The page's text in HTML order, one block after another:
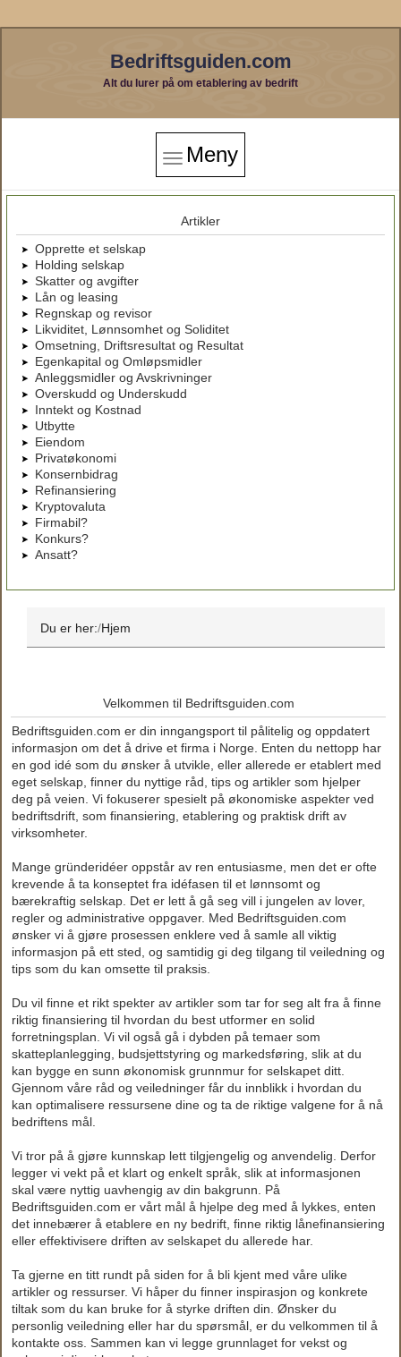
Bedriftsguiden.com
Alt du lurer på om etablering av bedrift
Meny
Artikler
Opprette et selskap
Holding selskap
Skatter og avgifter
Lån og leasing
Regnskap og revisor
Likviditet, Lønnsomhet og Soliditet
Omsetning, Driftsresultat og Resultat
Egenkapital og Omløpsmidler
Anleggsmidler og Avskrivninger
Overskudd og Underskudd
Inntekt og Kostnad
Utbytte
Eiendom
Privatøkonomi
Konsernbidrag
Refinansiering
Kryptovaluta
Firmabil?
Konkurs?
Ansatt?
Du er her: Hjem
Velkommen til Bedriftsguiden.com
Bedriftsguiden.com er din inngangsport til pålitelig og oppdatert
informasjon om det å drive et firma i Norge. Enten du nettopp har
en god idé som du ønsker å utvikle, eller allerede er etablert med
eget selskap, finner du nyttige råd, tips og artikler som hjelper
deg på veien. Vi fokuserer spesielt på økonomiske aspekter ved
bedriftsdrift, som finansiering, etablering og praktisk drift av
virksomheter.
Mange gründeridéer oppstår av ren entusiasme, men det er ofte
krevende å ta konseptet fra idéfasen til et lønnsomt og
bærekraftig selskap. Det er lett å gå seg vill i jungelen av lover,
regler og administrative oppgaver. Med Bedriftsguiden.com
ønsker vi å gjøre prosessen enklere ved å samle all viktig
informasjon på ett sted, og samtidig gi deg tilgang til veiledning og
tips som du kan omsette til praksis.
Du vil finne et rikt spekter av artikler som tar for seg alt fra å finne
riktig finansiering til hvordan du best utformer en solid
forretningsplan. Vi vil også gå i dybden på temaer som
skatteplanlegging, budsjettstyring og markedsføring, slik at du
kan bygge en sunn økonomisk grunnmur for selskapet ditt.
Gjennom våre råd og veiledninger får du innblikk i hvordan du
kan optimalisere ressursene dine og ta de riktige valgene for å nå
bedriftens mål.
Vi tror på å gjøre kunnskap lett tilgjengelig og anvendelig. Derfor
legger vi vekt på et klart og enkelt språk, slik at informasjonen
skal være nyttig uavhengig av din bakgrunn. På
Bedriftsguiden.com er vårt mål å hjelpe deg med å lykkes, enten
det innebærer å etablere en ny bedrift, finne riktig lånefinansiering
eller effektivisere driften av selskapet du allerede har.
Ta gjerne en titt rundt på siden for å bli kjent med våre ulike
artikler og ressurser. Vi håper du finner inspirasjon og konkrete
tiltak som du kan bruke for å styrke driften din. Ønsker du
personlig veiledning eller har du spørsmål, er du velkommen til å
kontakte oss. Sammen kan vi legge grunnlaget for vekst og